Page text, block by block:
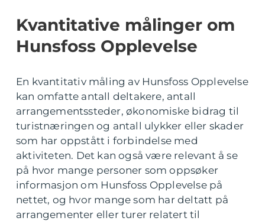
Kvantitative målinger om
Hunsfoss Opplevelse
En kvantitativ måling av Hunsfoss Opplevelse
kan omfatte antall deltakere, antall
arrangementssteder, økonomiske bidrag til
turistnæringen og antall ulykker eller skader
som har oppstått i forbindelse med
aktiviteten. Det kan også være relevant å se
på hvor mange personer som oppsøker
informasjon om Hunsfoss Opplevelse på
nettet, og hvor mange som har deltatt på
arrangementer eller turer relatert til